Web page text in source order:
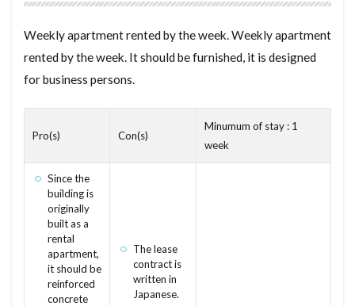
hikiwatashi
hyoujun hikido
hikari televi
hikari fiber
hiatari
hendou kinri gata
ippitsu
jikou
japanese apartment
iyakukin
issun
ishiwata
internal situation
inkanshoumei
ikou
ikkyukenchikushi
ihan kenchikubutsu
Weekly apartment rented by the week. Weekly apartment
rented by the week. It should be furnished, it is designed
for business persons.
Pro(s) Con(s)
Minumum of stay : 1
week
Since the
building is
originally
built as a
rental
apartment,
it should be
reinforced
concrete
The lease
contract is
written in
Japanese.
ぼうおんさっし
ぼうかへき
とくていもくてきかいしゃ
らーめんこうぞう
らんま
らぶほてる
らくてんもばいる
よくしつ
ようちほしょう
ようさん
ようけ
りーと
ゆにっとばす
わしだたみ
わしたたみ